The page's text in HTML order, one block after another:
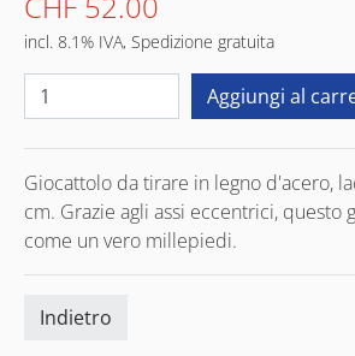
incl. 8.1% IVA, Spedizione gratuita
Giocattolo da tirare in legno d'acero,
cm. Grazie agli assi eccentrici, questo
come un vero millepiedi.
Indietro